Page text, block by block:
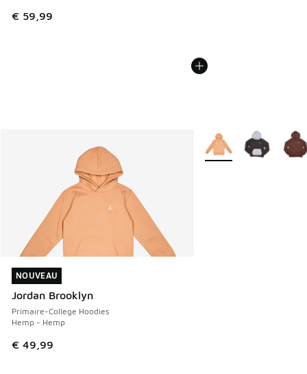
€ 59,99
NOUVEAU
Jordan Brooklyn
Primaire-College Hoodies
Hemp - Hemp
€ 49,99
NOUVEAU
Plus de couleurs